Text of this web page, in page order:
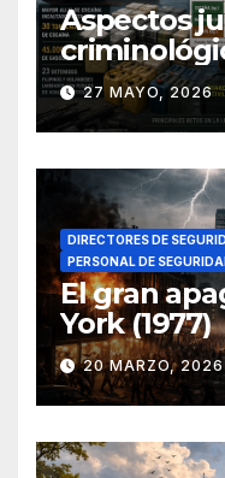
Aspectos
lucha
en el sur
27 MAYO, 2026
DIRECTORES DE
PERSONAL DE
El gran
York (1977)
20 MARZO, 2026